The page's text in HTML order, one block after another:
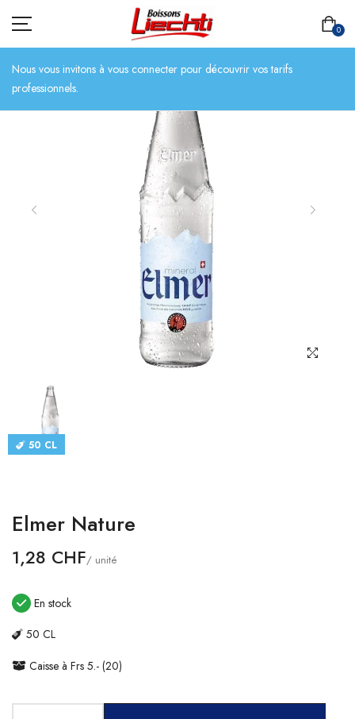
0
BIÈRES
BOISSONS SANS ALCOOL
CATALOGUES
CONTACT
Devise
Nous vous invitons à vous connecter pour découvrir vos tarifs
professionnels.
50 CL
Elmer Nature
1,28 CHF/ unité
En stock
50 CL
Caisse à Frs 5.- (20)